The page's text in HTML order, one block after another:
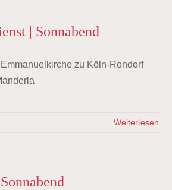
| Sonnabend
zu Köln-Rondorf
Weiterlesen